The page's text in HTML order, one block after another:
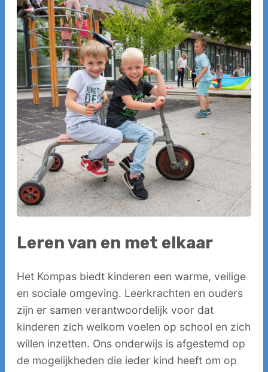
Leren van en met elkaar
Het Kompas biedt kinderen een warme, veilige
en sociale omgeving. Leerkrachten en ouders
zijn er samen verantwoordelijk voor dat
kinderen zich welkom voelen op school en zich
willen inzetten. Ons onderwijs is afgestemd op
de mogelijkheden die ieder kind heeft om op